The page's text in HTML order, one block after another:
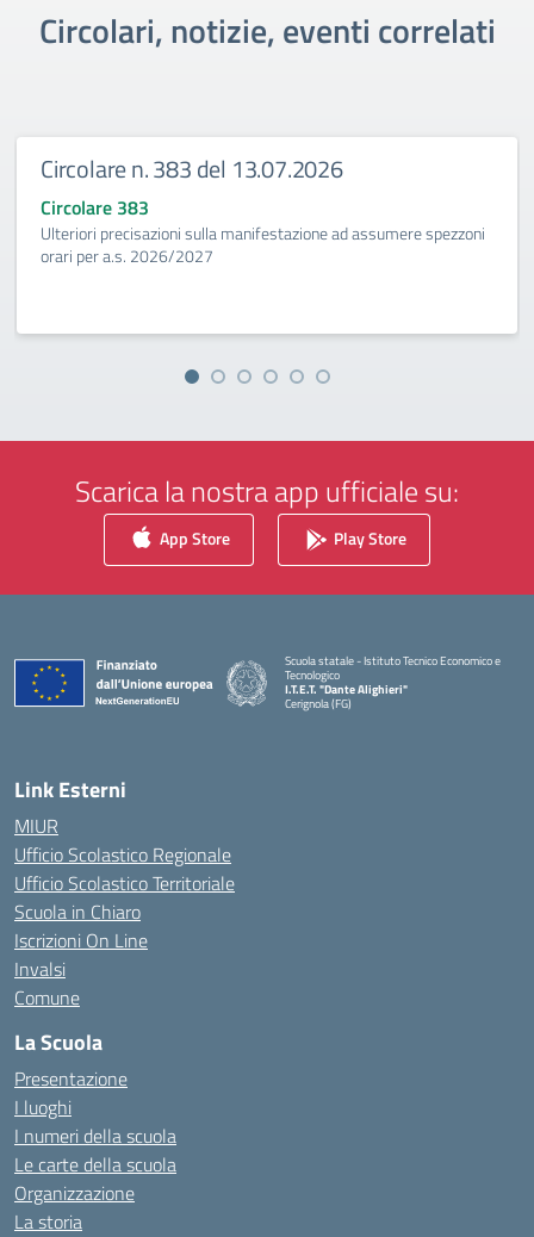
Circolari, notizie, eventi correlati
Circolare n. 383 del 13.07.2026
Circolare 383
Ulteriori precisazioni sulla manifestazione ad assumere spezzoni
orari per a.s. 2026/2027
Scarica la nostra app ufficiale su:
App Store Play Store
Scuola statale - Istituto Tecnico Economico e
Tecnologico
I.T.E.T. "Dante Alighieri"
Cerignola (FG)
— Visita la pagina iniziale della scuola
Link Esterni
MIUR
Ufficio Scolastico Regionale
Ufficio Scolastico Territoriale
Scuola in Chiaro
Iscrizioni On Line
Invalsi
Comune
La Scuola
Presentazione
I luoghi
I numeri della scuola
Le carte della scuola
Organizzazione
La storia